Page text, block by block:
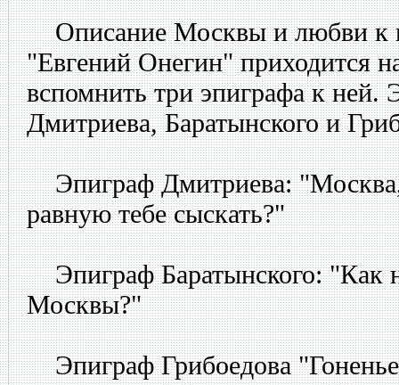
Описание Москвы и любви к
"Евгений Онегин" приходится
вспомнить три эпиграфа к ней.
Дмитриева, Баратынского и
Эпиграф Дмитриева: "Москва,
равную тебе сыскать?"
Эпиграф Баратынского: "Как
Москвы?"
Эпиграф Грибоедова "Гоненье